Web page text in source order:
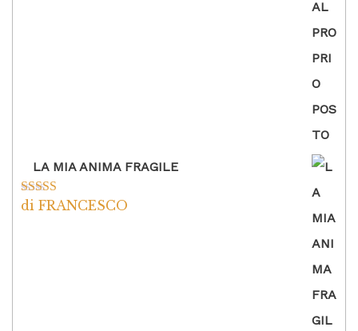
LA MIA ANIMA FRAGILE
Valutato5su
di FRANCESCO